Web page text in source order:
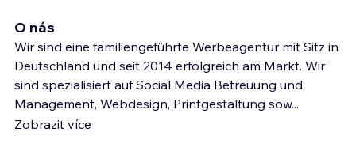
O nás
Wir sind eine familiengeführte Werbeagentur mit Sitz in
Deutschland und seit 2014 erfolgreich am Markt. Wir
sind spezialisiert auf Social Media Betreuung und
Management, Webdesign, Printgestaltung sow...
Zobrazit více